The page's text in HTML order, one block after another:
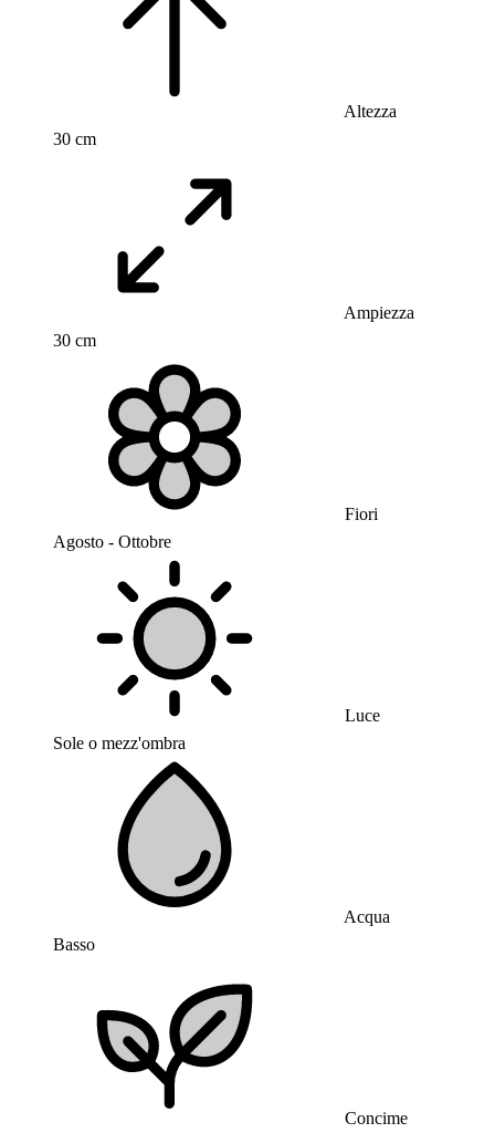
Altezza
30 cm
Ampiezza
30 cm
Fiori
Agosto - Ottobre
Luce
Sole o mezz'ombra
Acqua
Basso
Concime